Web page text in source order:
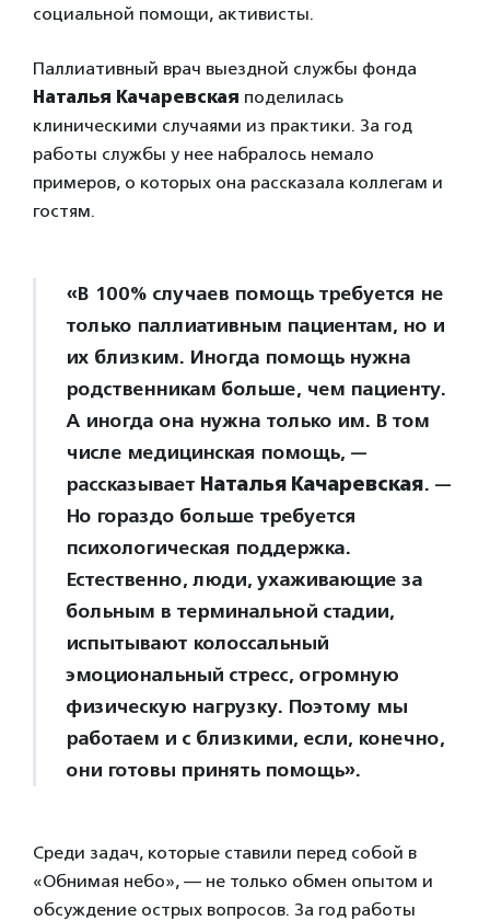
социальной помощи, активисты.
Паллиативный врач выездной службы фонда
Наталья Качаревская поделилась
клиническими случаями из практики. За год
работы службы у нее набралось немало
примеров, о которых она рассказала коллегам и
гостям.
«В 100% случаев помощь требуется не
только паллиативным пациентам, но и
их близким. Иногда помощь нужна
родственникам больше, чем пациенту.
А иногда она нужна только им. В том
числе медицинская помощь, —
рассказывает Наталья Качаревская. —
Но гораздо больше требуется
психологическая поддержка.
Естественно, люди, ухаживающие за
больным в терминальной стадии,
испытывают колоссальный
эмоциональный стресс, огромную
физическую нагрузку. Поэтому мы
работаем и с близкими, если, конечно,
они готовы принять помощь».
Среди задач, которые ставили перед собой в
«Обнимая небо», — не только обмен опытом и
обсуждение острых вопросов. За год работы